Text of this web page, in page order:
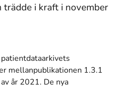
i kraft i november
mellanpublikationen 1.3.1
år 2021. De nya